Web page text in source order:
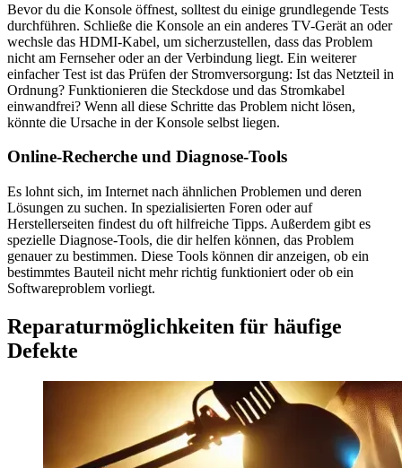
Bevor du die Konsole öffnest, solltest du einige grundlegende Tests
durchführen. Schließe die Konsole an ein anderes TV-Gerät an oder
wechsle das HDMI-Kabel, um sicherzustellen, dass das Problem
nicht am Fernseher oder an der Verbindung liegt. Ein weiterer
einfacher Test ist das Prüfen der Stromversorgung: Ist das Netzteil in
Ordnung? Funktionieren die Steckdose und das Stromkabel
einwandfrei? Wenn all diese Schritte das Problem nicht lösen,
könnte die Ursache in der Konsole selbst liegen.
Online-Recherche und Diagnose-Tools
Es lohnt sich, im Internet nach ähnlichen Problemen und deren
Lösungen zu suchen. In spezialisierten Foren oder auf
Herstellerseiten findest du oft hilfreiche Tipps. Außerdem gibt es
spezielle Diagnose-Tools, die dir helfen können, das Problem
genauer zu bestimmen. Diese Tools können dir anzeigen, ob ein
bestimmtes Bauteil nicht mehr richtig funktioniert oder ob ein
Softwareproblem vorliegt.
Reparaturmöglichkeiten für häufige
Defekte